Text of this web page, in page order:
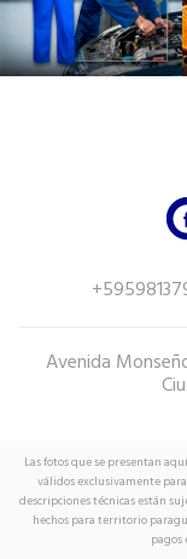
Avenida
Las fotos que se presentan
válidos exclusivamente
descripciones técnicas están
hechos para territorio